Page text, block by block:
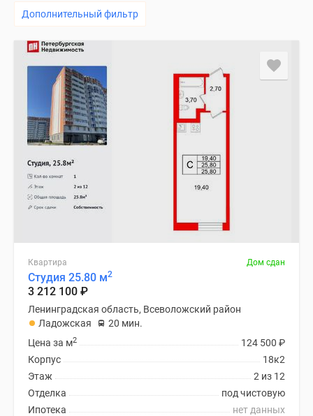
Дополнительный фильтр
Квартира Дом сдан
Студия 25.80 м2
3 212 100 ₽
Ленинградская область, Всеволожский район
Ладожская
20 мин.
124 500 ₽
Цена за м2
18к2
Корпус
2 из 12
Этаж
под чистовую
Отделка
нет данных
Ипотека